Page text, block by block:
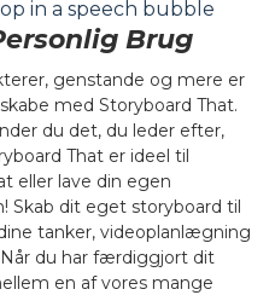
Brug
genstande og mere er
med Storyboard That.
du det, du leder efter,
That er ideel til
eller lave din egen
Skab dit eget storyboard til
tanker, videoplanlægning
du har færdiggjort dit
en af vores mange